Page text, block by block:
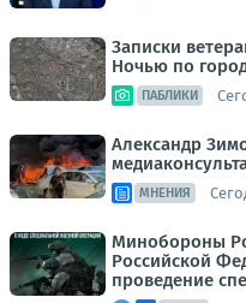
Записки
Ночью по
ПАБЛИКИ
Александр
МНЕНИЯ
Минобороны
Российской
проведение